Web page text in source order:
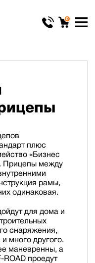
0
плюс
«Бизнес
Прицепы между
рамы,
одинаковая.
для дома и
снаряжения,
много другого.
маневренны, а
ROAD проедут